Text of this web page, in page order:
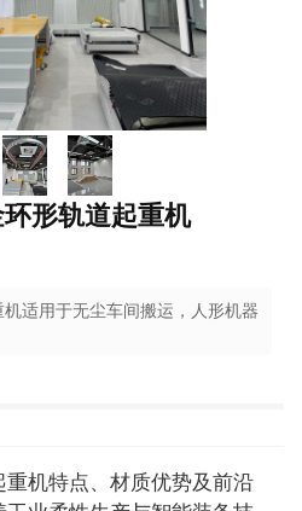
形轨道起重机
适用于无尘车间搬运，人形机器
机特点、材质优势及前沿